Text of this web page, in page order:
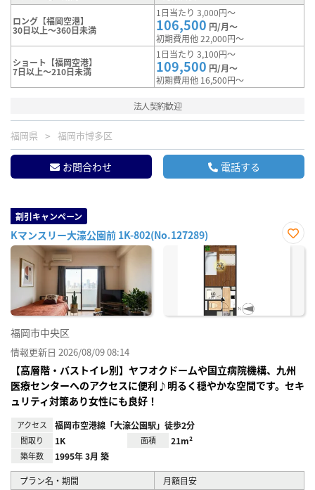
ロング【福岡空港】
30日以上～360日未満
1日当たり 3,000円～
106,500 円/月～
初期費用他 22,000円～
ショート【福岡空港】
7日以上～210日未満
1日当たり 3,100円～
109,500 円/月～
初期費用他 16,500円～
法人契約歓迎
福岡県 福岡市博多区
お問合わせ 電話する
割引キャンペーン
Kマンスリー大濠公園前 1K-802(No.127289)
お気
福岡市中央区
情報更新日 2026/08/09 08:14
【高層階・バストイレ別】ヤフオクドームや国立病院機構、九州
医療センターへのアクセスに便利♪明るく穏やかな空間です。セキ
ュリティ対策あり女性にも良好！
アクセス 福岡市空港線「大濠公園駅」徒歩2分
間取り 1K 面積 21m²
築年数 1995年 3月 築
プラン名・期間 月額目安